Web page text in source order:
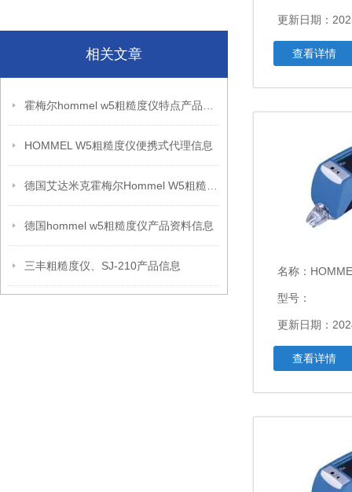
相关文章
HOMMEL W5粗糙度仪便携式代理信息
德国hommel w5粗糙度仪产品资料信息
三丰粗糙度仪、SJ-210产品信息
更新日期：
查看详情
名称：
型号：
更新日期：
查看详情